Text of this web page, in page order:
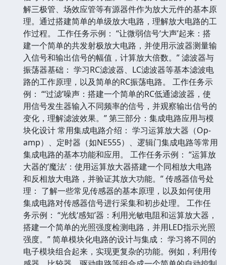
解三极管、场效应管等有源器件作为放大元件的基本原
理。通过搭建简单的单级放大电路，理解放大电路的工
作过程。 工作任务示例： “让微弱信号‘大声’起来：搭
建一个简单的共发射极放大电路，并使用示波器测量输
入信号和输出信号的幅值，计算放大倍数。” 滤波器与
振荡器基础： 学习RC滤波器、LC滤波器等基本滤波电
路的工作原理，以及简单的RC振荡电路。 工作任务示
例： “‘过滤’噪声：搭建一个简单的RC低通滤波器，使
用信号发生器输入不同频率的信号，并观察输出信号的
变化，理解滤波效果。” 第三部分：集成电路应用与模
块化设计 常用集成电路介绍： 学习运算放大器（Op-
amp）、定时器（如NE555）、逻辑门集成电路等常用
集成电路的基本功能和应用。 工作任务示例： “运算放
大器的‘魔法’：使用运算放大器搭建一个同相放大电路
和反相放大电路，并验证其放大功能。” 传感器信号处
理： 了解一些常见传感器的基本原理，以及如何使用
集成电路对传感器信号进行采集和初步处理。 工作任
务示例： “光线‘感知’器：利用光敏电阻和运算放大器，
搭建一个简单的光照强度检测电路，并用LED指示光照
强度。” 简单模块化电路的设计与集成： 学习将不同的
电子模块组合起来，实现更复杂的功能。例如，利用传